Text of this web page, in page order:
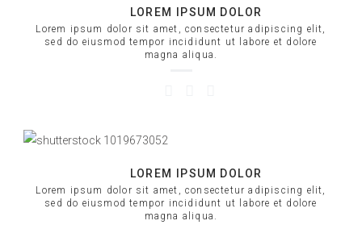
LOREM IPSUM DOLOR
Lorem ipsum dolor sit amet, consectetur adipiscing elit,
sed do eiusmod tempor incididunt ut labore et dolore
magna aliqua.
LOREM IPSUM DOLOR
Lorem ipsum dolor sit amet, consectetur adipiscing elit,
sed do eiusmod tempor incididunt ut labore et dolore
magna aliqua.